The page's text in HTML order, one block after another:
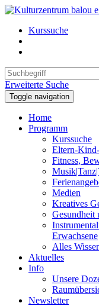
Kurssuche
Erweiterte Suche
Toggle navigation
Home
Programm
Kurssuche
Eltern-
Fitness,
Medien
Kreatives
Gesundheit
Erwachsene
Alles
Aktuelles
Info
Unsere
Newsletter